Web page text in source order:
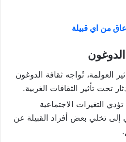
من اي قبيلة
العولمة، تُواجه ثقافة الدوغون
تحت تأثير الثقافات الغربية.
تؤدي التغيرات الاجتماعية
إلى تخلي بعض أفراد القبيلة عن